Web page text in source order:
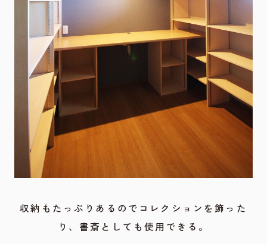
収納もたっぷりあるのでコレクションを飾った
り、書斎としても使用できる。